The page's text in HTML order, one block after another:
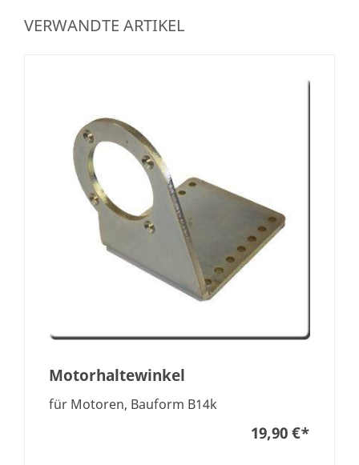
VERWANDTE ARTIKEL
Motorhaltewinkel
für Motoren, Bauform B14k
19,90 €*